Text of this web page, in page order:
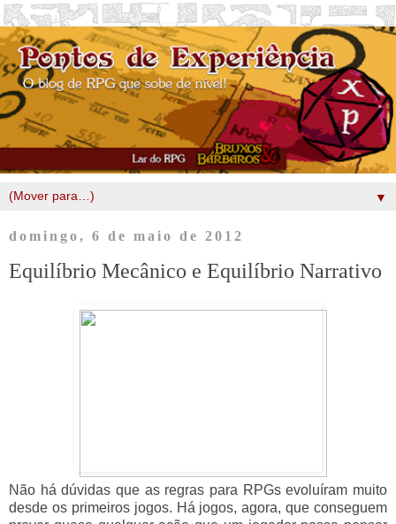
▼
domingo, 6 de maio de 2012
Equilíbrio Mecânico e Equilíbrio Narrativo
Não há dúvidas que as regras para RPGs evoluíram muito
desde os primeiros jogos. Há jogos, agora, que conseguem